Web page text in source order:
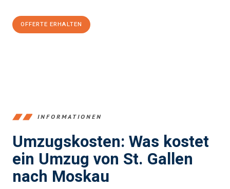
OFFERTE ERHALTEN
INFORMATIONEN
Umzugskosten: Was kostet
ein Umzug von St. Gallen
nach Moskau